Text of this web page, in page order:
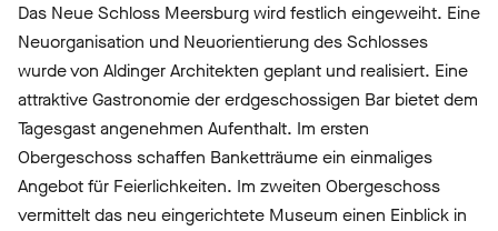
Das Neue Schloss Meersburg wird festlich eingeweiht. Eine
Neuorganisation und Neuorientierung des Schlosses
wurde von Aldinger Architekten geplant und realisiert. Eine
attraktive Gastronomie der erdgeschossigen Bar bietet dem
Tagesgast angenehmen Aufenthalt. Im ersten
Obergeschoss schaffen Banketträume ein einmaliges
Angebot für Feierlichkeiten. Im zweiten Obergeschoss
vermittelt das neu eingerichtete Museum einen Einblick in